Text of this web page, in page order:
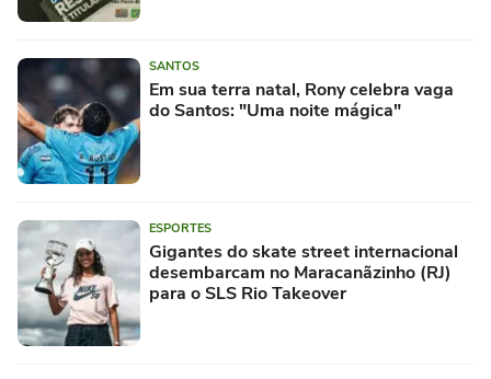
SANTOS
Em sua terra natal, Rony celebra vaga
do Santos: "Uma noite mágica"
ESPORTES
Gigantes do skate street internacional
desembarcam no Maracanãzinho (RJ)
para o SLS Rio Takeover